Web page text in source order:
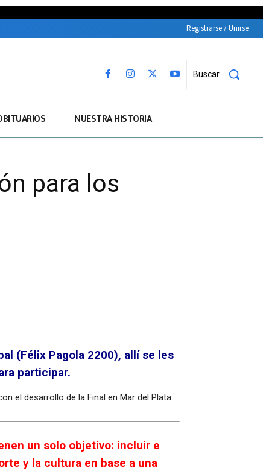
Registrarse / Unirse
Buscar
NUESTRA HISTORIA
para los
(Félix Pagola 2200), allí se les
participar.
el desarrollo de la Final en Mar del Plata.
un solo objetivo: incluir e
y la cultura en base a una